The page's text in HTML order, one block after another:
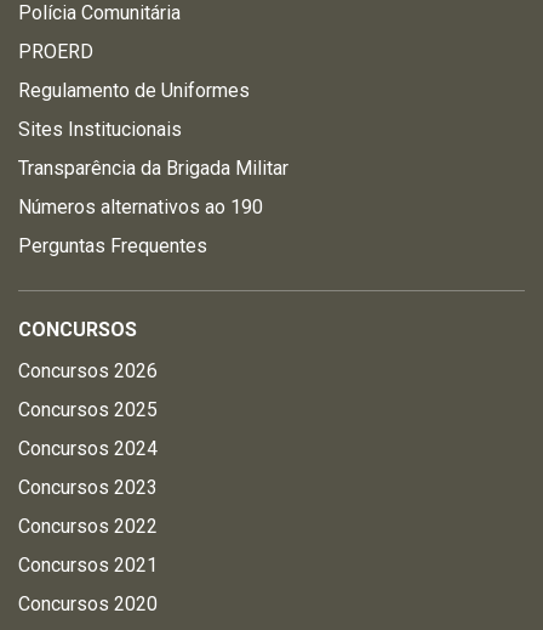
Polícia Comunitária
PROERD
Regulamento de Uniformes
Sites Institucionais
Transparência da Brigada Militar
Números alternativos ao 190
Perguntas Frequentes
CONCURSOS
Concursos 2026
Concursos 2025
Concursos 2024
Concursos 2023
Concursos 2022
Concursos 2021
Concursos 2020